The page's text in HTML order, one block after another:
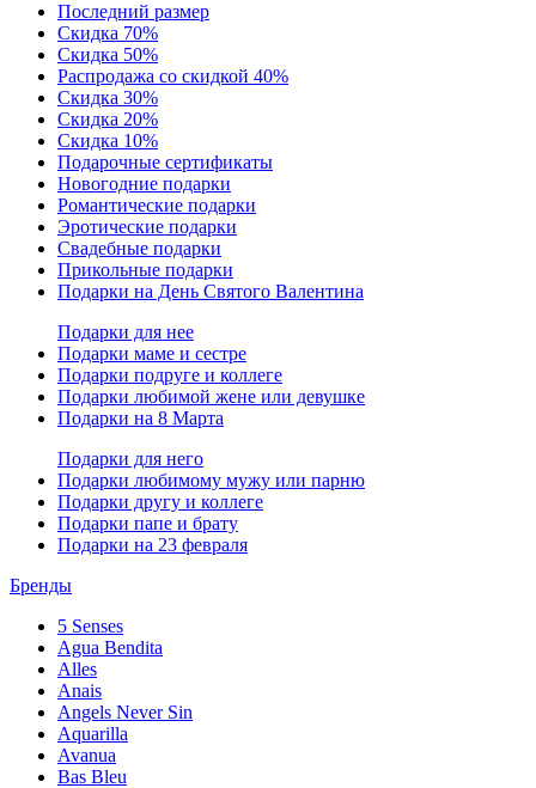
Последний размер
Скидка 70%
Скидка 50%
Распродажа со скидкой 40%
Скидка 30%
Скидка 20%
Скидка 10%
Подарочные сертификаты
Новогодние подарки
Романтические подарки
Эротические подарки
Свадебные подарки
Прикольные подарки
Подарки на День Святого Валентина
Подарки для нее
Подарки маме и сестре
Подарки подруге и коллеге
Подарки любимой жене или девушке
Подарки на 8 Марта
Подарки для него
Подарки любимому мужу или парню
Подарки другу и коллеге
Подарки папе и брату
Подарки на 23 февраля
Бренды
5 Senses
Agua Bendita
Alles
Anais
Angels Never Sin
Aquarilla
Avanua
Bas Bleu